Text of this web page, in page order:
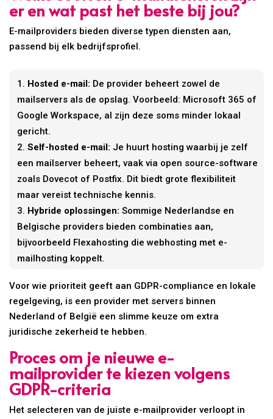
er en wat past het beste bij jou?
E-mailproviders bieden diverse typen diensten aan,
passend bij elk bedrijfsprofiel.
Hosted e-mail: De provider beheert zowel de
mailservers als de opslag. Voorbeeld: Microsoft 365 of
Google Workspace, al zijn deze soms minder lokaal
gericht.
Self-hosted e-mail: Je huurt hosting waarbij je zelf
een mailserver beheert, vaak via open source-software
zoals Dovecot of Postfix. Dit biedt grote flexibiliteit
maar vereist technische kennis.
Hybride oplossingen: Sommige Nederlandse en
Belgische providers bieden combinaties aan,
bijvoorbeeld Flexahosting die webhosting met e-
mailhosting koppelt.
Voor wie prioriteit geeft aan GDPR-compliance en lokale
regelgeving, is een provider met servers binnen
Nederland of België een slimme keuze om extra
juridische zekerheid te hebben.
Proces om je nieuwe e-
mailprovider te kiezen volgens
GDPR-criteria
Het selecteren van de juiste e-mailprovider verloopt in